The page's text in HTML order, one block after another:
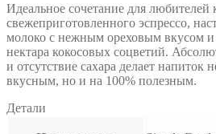
Идеальное сочетание для любителей
свежеприготовленного эспрессо,
молоко с нежным ореховым вкусом и
нектара кокосовых соцветий.
и отсутствие сахара делает напиток
вкусным, но и на 100% полезным.
Детали